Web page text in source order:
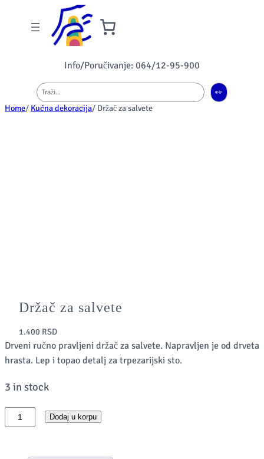
Info/Poručivanje: 064/12-95-900
Pretraga 👀
Home/ Kućna dekoracija/ Držač za salvete
Držač za salvete
1.400 RSD
Drveni ručno pravljeni držač za salvete. Napravljen je od drveta
hrasta. Lep i topao detalj za trpezarijski sto.
3 in stock
Dodaj u korpu